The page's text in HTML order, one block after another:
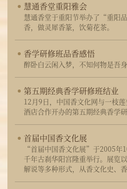
慧通香堂重阳雅会
慧通香堂于重阳节举办了“重阳
香，做灵犀香篆，饮菊花茶。
香学研修班品香感悟
第五期经典香学研修班结业
12月9日，中国香文化网与一枝
酒店合作开办的第五期经典香学研
首届中国香文化展
“首届中国香文化展”于2005年
千年古刹华阳宫隆重举行。展览
解说等多种形式，从香文化史、